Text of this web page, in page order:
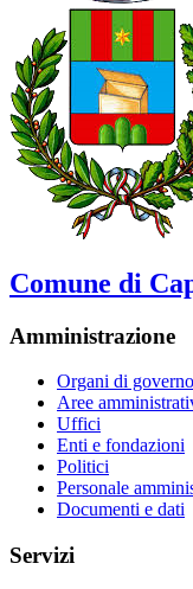
Comune di
Amministrazione
Organi di governo
Aree
Uffici
Enti e fondazioni
Politici
Personale
Documenti e dati
Servizi